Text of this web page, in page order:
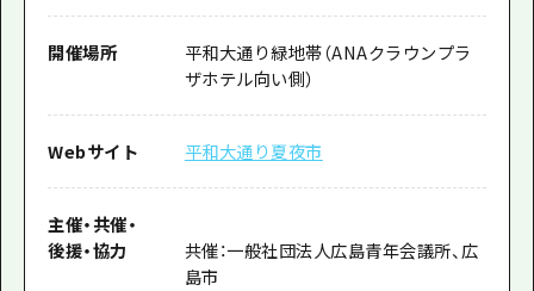
開催場所
平和大通り緑地帯（ANAクラウンプラ
ザホテル向い側）
Webサイト 平和大通り夏夜市
主催・共催・
後援・協力
共催：一般社団法人広島青年会議所、広
島市